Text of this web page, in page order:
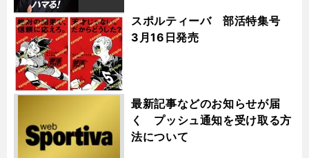
スポルティーバ 部活特集号
3月16日発売
最新記事などのお知らせが届
く プッシュ通知を受け取る方
法について